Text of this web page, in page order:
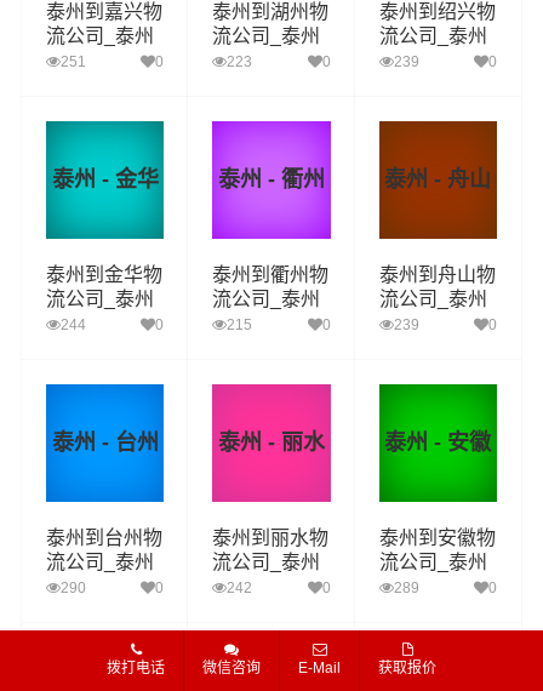
泰州到嘉兴物
流公司_泰州
到嘉兴货运_
251 0
泰州到湖州物
流公司_泰州
到湖州货运_
223 0
泰州到绍兴物
流公司_泰州
到绍兴货运_
239 0
泰州 - 金华
泰州到金华物
流公司_泰州
到金华货运_
244 0
泰州 - 衢州
泰州到衢州物
流公司_泰州
到衢州货运_
215 0
泰州 - 舟山
泰州到舟山物
流公司_泰州
到舟山货运_
239 0
泰州 - 台州
泰州到台州物
流公司_泰州
到台州货运_
流专线
290 0
泰州 - 丽水
泰州到丽水物
流公司_泰州
到丽水货运_
流专线
242 0
泰州 - 安徽
泰州到安徽物
流公司_泰州
到安徽货运_
流专线
289 0
拨打电话 微信咨询 E-Mail 获取报价